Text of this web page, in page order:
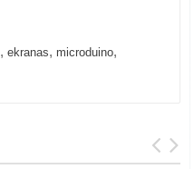
, ekranas, microduino,